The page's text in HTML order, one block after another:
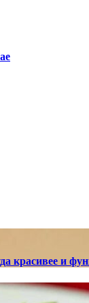
красивее и